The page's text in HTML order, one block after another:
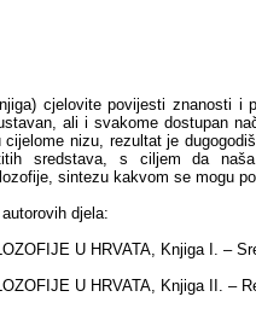
cjelovite povijesti znanosti i
ali i svakome dostupan
nizu, rezultat je
sredstava, s ciljem da
sintezu kakvom se mogu
djela:
U HRVATA, Knjiga I. –
U HRVATA, Knjiga II. –